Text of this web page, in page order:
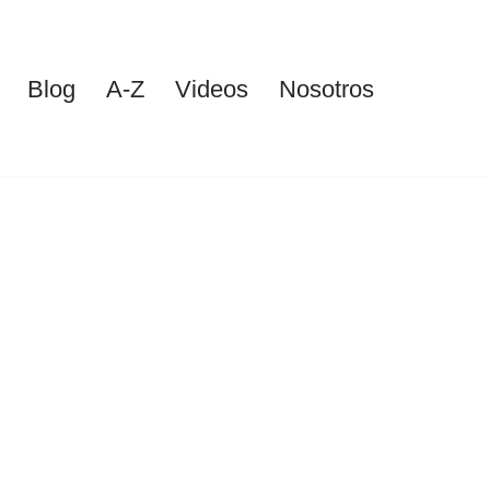
Blog A-Z Videos Nosotros